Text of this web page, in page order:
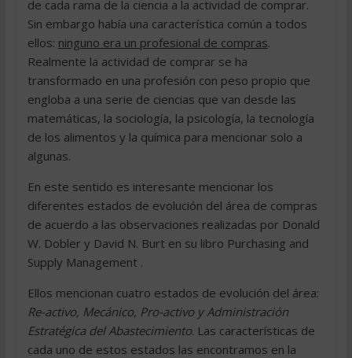
de cada rama de la ciencia a la actividad de comprar.
Sin embargo había una característica común a todos
ellos: ninguno era un profesional de compras.
Realmente la actividad de comprar se ha
transformado en una profesión con peso propio que
engloba a una serie de ciencias que van desde las
matemáticas, la sociología, la psicología, la tecnología
de los alimentos y la química para mencionar solo a
algunas.
En este sentido es interesante mencionar los
diferentes estados de evolución del área de compras
de acuerdo a las observaciones realizadas por Donald
W. Dobler y David N. Burt en su libro Purchasing and
Supply Management .
Ellos mencionan cuatro estados de evolución del área:
Re-activo, Mecánico, Pro-activo y Administración
Estratégica del Abastecimiento. Las características de
cada uno de estos estados las encontramos en la